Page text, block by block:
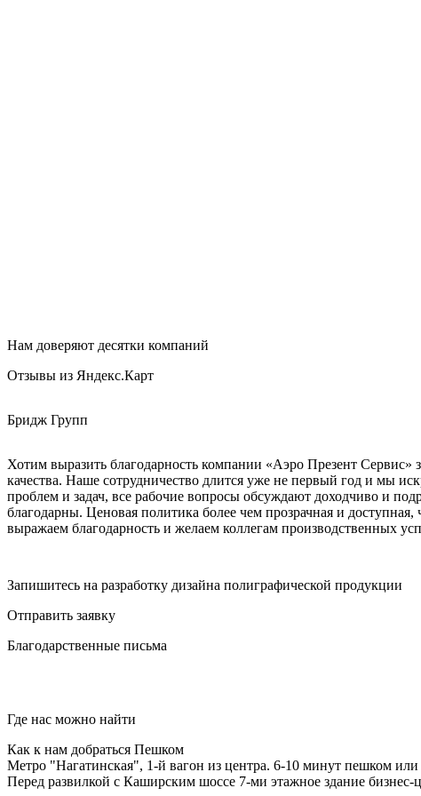
Нам доверяют десятки компаний
Отзывы из Яндекс.Карт
Бридж Групп
Хотим выразить благодарность компании «Аэро Презент Сервис»
качества. Наше сотрудничество длится уже не первый год и мы
проблем и задач, все рабочие вопросы обсуждают доходчиво и
благодарны. Ценовая политика более чем прозрачная и
выражаем благодарность и желаем коллегам производственных
Запишитесь на разработку дизайна полиграфической продукции
Отправить заявку
Благодарственные письма
Где нас можно найти
Как к нам добраться Пешком
Метро "Нагатинская", 1-й вагон из центра. 6-10 минут пешком
Перед развилкой с Каширским шоссе 7-ми этажное здание бизнес-